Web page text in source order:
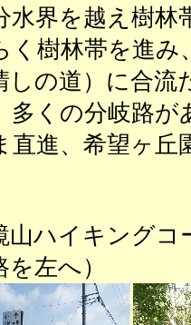
水界を越え樹林
く樹林帯を進
しの道）に合
多くの分岐路
直進、希望ヶ丘
ハイキングコ
を左へ） （